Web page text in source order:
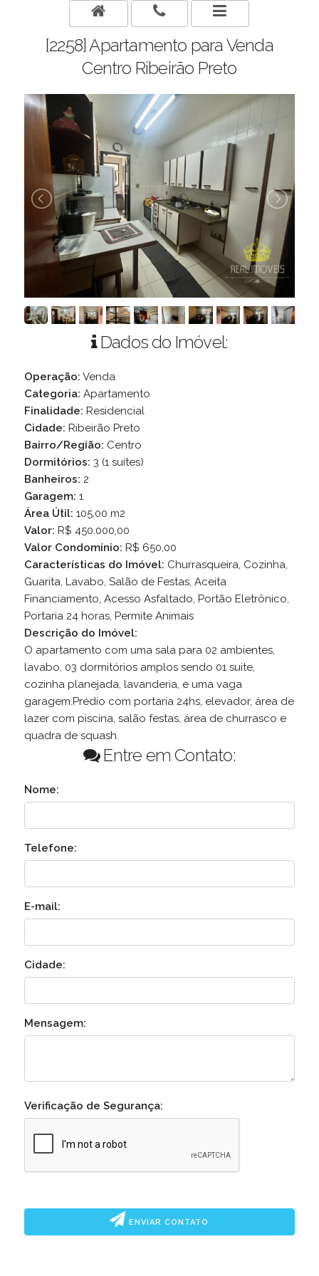
[2258] Apartamento para Venda
Centro Ribeirão Preto
Dados do Imóvel:
Operação: Venda
Categoria: Apartamento
Finalidade: Residencial
Cidade: Ribeirão Preto
Bairro/Região: Centro
Dormitórios: 3 (1 suítes)
Banheiros: 2
Garagem: 1
Área Útil: 105,00 m2
Valor: R$ 450.000,00
Valor Condomínio: R$ 650,00
Características do Imóvel: Churrasqueira, Cozinha,
Guarita, Lavabo, Salão de Festas, Aceita
Financiamento, Acesso Asfaltado, Portão Eletrônico,
Portaria 24 horas, Permite Animais
Descrição do Imóvel:
O apartamento com uma sala para 02 ambientes,
lavabo, 03 dormitórios amplos sendo 01 suite,
cozinha planejada, lavanderia, e uma vaga
garagem.Prédio com portaria 24hs, elevador, área de
lazer com piscina, salão festas, área de churrasco e
quadra de squash.
Entre em Contato:
Nome:
Telefone:
E-mail:
Cidade:
Mensagem:
Verificação de Segurança:
ENVIAR CONTATO